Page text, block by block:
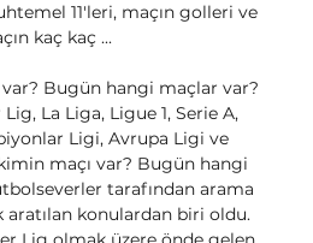
11'leri, maçın golleri ve
kaç kaç ...
Bugün hangi maçlar var?
La Liga, Ligue 1, Serie A,
Ligi, Avrupa Ligi ve
maçı var? Bugün hangi
tarafından arama
aratılan konulardan biri oldu.